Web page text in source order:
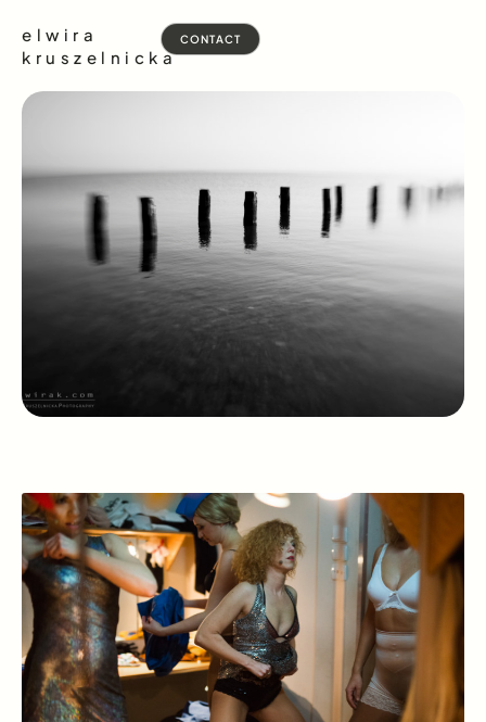
elwira
kruszelnicka
CONTACT